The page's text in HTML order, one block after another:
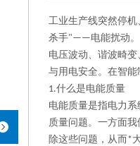
工业生产线突然停
杀手"——电能扰动。
电压波动、谐波畸
与用电安全。在智
1.什么是电能质量
电能质量是指电力
质量问题。一方面
除这些问题，从而 *